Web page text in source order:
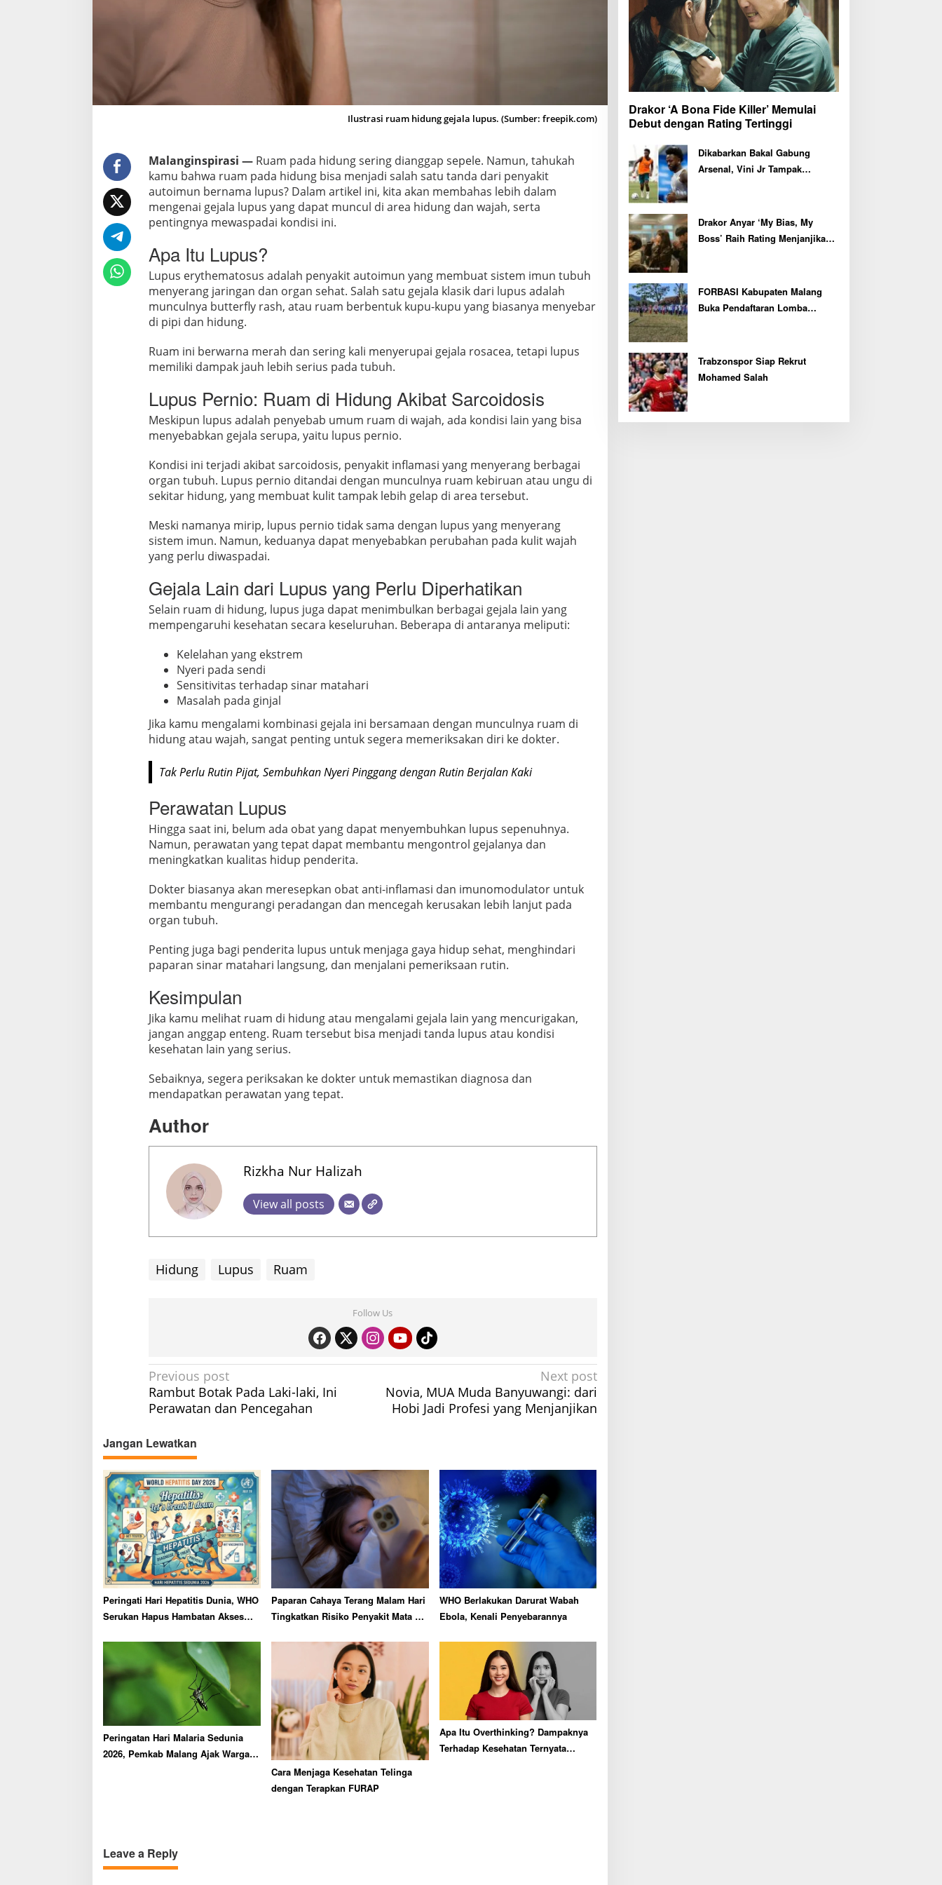
a
n
d
a
L
p
u
s
!
Ilustrasi ruam hidung gejala lupus. (Sumber: freepik.com)
Malanginspirasi —Ruam pada hidung sering dianggap sepele. Namun, tahukah
kamu bahwa ruam pada hidung bisa menjadi salah satu tanda dari penyakit
autoimun bernama lupus? Dalam artikel ini, kita akan membahas lebih dalam
mengenai gejala lupus yang dapat muncul di area hidung dan wajah, serta
pentingnya mewaspadai kondisi ini.
Apa Itu Lupus?
Lupus erythematosus adalah penyakit autoimun yang membuat sistem imun tubuh
menyerang jaringan dan organ sehat. Salah satu gejala klasik dari lupus adalah
munculnya butterfly rash, atau ruam berbentuk kupu-kupu yang biasanya menyebar
di pipi dan hidung.
Ruam ini berwarna merah dan sering kali menyerupai gejala rosacea, tetapi lupus
memiliki dampak jauh lebih serius pada tubuh.
Lupus Pernio: Ruam di Hidung Akibat Sarcoidosis
Meskipun lupus adalah penyebab umum ruam di wajah, ada kondisi lain yang bisa
menyebabkan gejala serupa, yaitu lupus pernio.
Kondisi ini terjadi akibat sarcoidosis, penyakit inflamasi yang menyerang berbagai
organ tubuh. Lupus pernio ditandai dengan munculnya ruam kebiruan atau ungu di
sekitar hidung, yang membuat kulit tampak lebih gelap di area tersebut.
Meski namanya mirip, lupus pernio tidak sama dengan lupus yang menyerang
sistem imun. Namun, keduanya dapat menyebabkan perubahan pada kulit wajah
yang perlu diwaspadai.
Gejala Lain dari Lupus yang Perlu Diperhatikan
Selain ruam di hidung, lupus juga dapat menimbulkan berbagai gejala lain yang
mempengaruhi kesehatan secara keseluruhan. Beberapa di antaranya meliputi:
Kelelahan yang ekstrem
Nyeri pada sendi
Sensitivitas terhadap sinar matahari
Masalah pada ginjal
Jika kamu mengalami kombinasi gejala ini bersamaan dengan munculnya ruam di
hidung atau wajah, sangat penting untuk segera memeriksakan diri ke dokter.
Tak Perlu Rutin Pijat, Sembuhkan Nyeri Pinggang dengan Rutin Berjalan Kaki
Perawatan Lupus
Hingga saat ini, belum ada obat yang dapat menyembuhkan lupus sepenuhnya.
Namun, perawatan yang tepat dapat membantu mengontrol gejalanya dan
meningkatkan kualitas hidup penderita.
Dokter biasanya akan meresepkan obat anti-inflamasi dan imunomodulator untuk
membantu mengurangi peradangan dan mencegah kerusakan lebih lanjut pada
organ tubuh.
Penting juga bagi penderita lupus untuk menjaga gaya hidup sehat, menghindari
paparan sinar matahari langsung, dan menjalani pemeriksaan rutin.
Kesimpulan
Jika kamu melihat ruam di hidung atau mengalami gejala lain yang mencurigakan,
jangan anggap enteng. Ruam tersebut bisa menjadi tanda lupus atau kondisi
kesehatan lain yang serius.
Sebaiknya, segera periksakan ke dokter untuk memastikan diagnosa dan
mendapatkan perawatan yang tepat.
Author
Rizkha Nur Halizah
View all posts
Hidung Lupus Ruam
Follow Us
P
o
s
t
n
a
v
i
g
a
t
i
o
Previous post
Rambut Botak Pada Laki-laki, Ini
Perawatan dan Pencegahan
Next post
Novia, MUA Muda Banyuwangi: dari
Hobi Jadi Profesi yang Menjanjikan
Jangan Lewatkan
Peringati Hari Hepatitis Dunia, WHO
Serukan Hapus Hambatan Akses
Paparan Cahaya Terang Malam Hari
Tingkatkan Risiko Penyakit Mata di
WHO Berlakukan Darurat Wabah
Ebola, Kenali Penyebarannya
Peringatan Hari Malaria Sedunia
2026, Pemkab Malang Ajak Warga
Cara Menjaga Kesehatan Telinga
dengan Terapkan FURAP
Apa Itu Overthinking? Dampaknya
Terhadap Kesehatan Ternyata
Leave a Reply
Drakor ‘A Bona Fide Killer’ Memulai
Debut dengan Rating Tertinggi
Dikabarkan Bakal Gabung
Arsenal, Vini Jr Tampak
Drakor Anyar ‘My Bias, My
Boss’ Raih Rating Menjanjikan
FORBASI Kabupaten Malang
Buka Pendaftaran Lomba
Trabzonspor Siap Rekrut
Mohamed Salah